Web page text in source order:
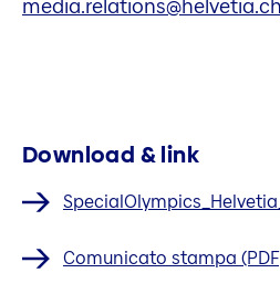
media.relations@helvetia.ch
Download & link
Comunicato stampa